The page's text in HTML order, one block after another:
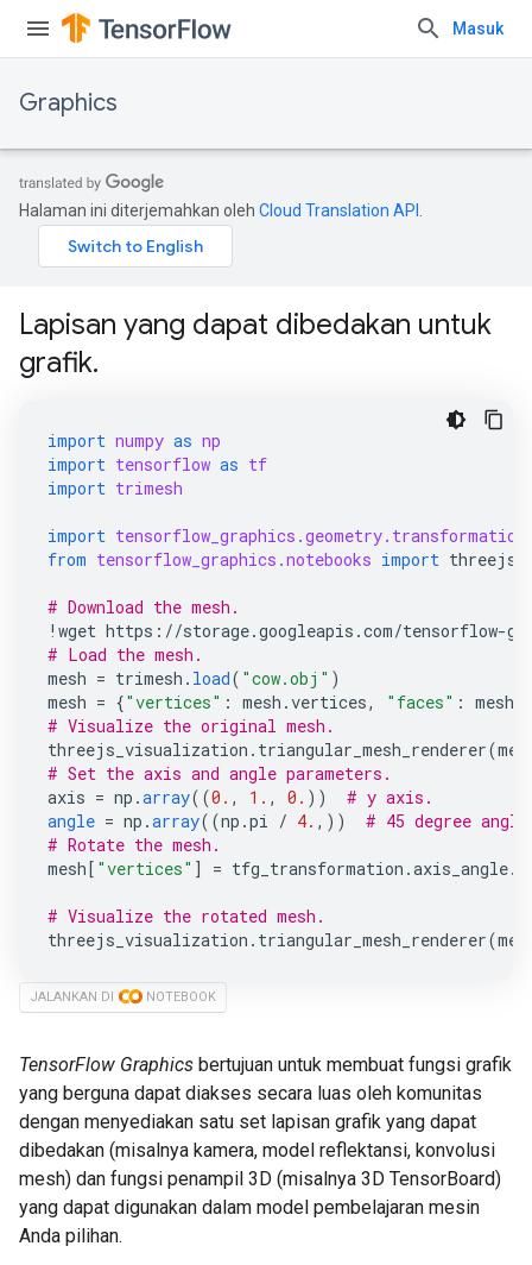
Masuk
Graphics
Halaman ini diterjemahkan oleh Cloud Translation API
Lapisan yang dapat dibedakan untuk
grafik.
import numpy as np
import tensorflow as tf
import trimesh
import tensorflow_graphics.geometry.transformation
from tensorflow_graphics.notebooks import
# Download the mesh.
! wget https : //storage.googleapis .com/tensorflow-
# Load the mesh.
mesh = trimesh . load( "cow.obj" )
mesh = {"vertices" : mesh .vertices, "faces" : mesh
# Visualize the original mesh.
threejs_visualization . triangular_mesh_renderer(
# Set the axis and angle parameters.
axis = np .array((0. , 1. , 0. ))
# y axis.
angle = np .array((np .pi / 4. ,))
# 45 degree
# Rotate the mesh.
mesh[ "vertices" ] = tfg_transformation .axis_angle.
# Visualize the rotated mesh.
threejs_visualization . triangular_mesh_renderer(
JALANKAN DI NOTEBOOK
TensorFlow Graphics bertujuan untuk membuat fungsi grafik
yang berguna dapat diakses secara luas oleh komunitas
dengan menyediakan satu set lapisan grafik yang dapat
dibedakan (misalnya kamera, model reflektansi, konvolusi
mesh) dan fungsi penampil 3D (misalnya 3D TensorBoard)
yang dapat digunakan dalam model pembelajaran mesin
Anda pilihan.